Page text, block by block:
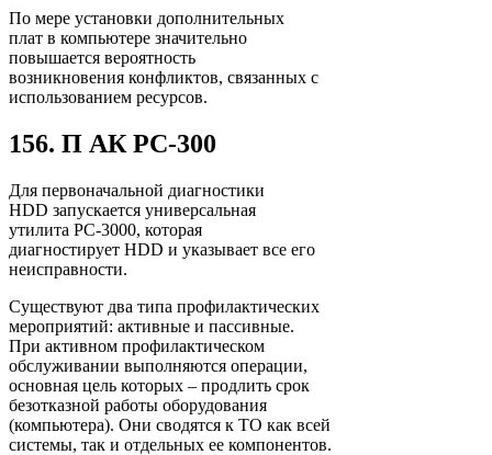
По мере установки дополнительных
плат в компьютере значительно
повышается вероятность
возникновения конфликтов, связанных с
использованием ресурсов.
156. П АК PC-300
Для первоначальной диагностики
HDD запускается универсальная
утилита PC-3000, которая
диагностирует HDD и указывает все его
неисправности.
Существуют два типа профилактических
мероприятий: активные и пассивные.
При активном профилактическом
обслуживании выполняются операции,
основная цель которых – продлить срок
безотказной работы оборудования
(компьютера). Они сводятся к ТО как всей
системы, так и отдельных ее компонентов.